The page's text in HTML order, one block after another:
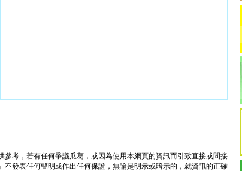
參考，若有任何爭議瓜葛，或因為使用本網頁的資訊而引致直接或間接
發表任何聲明或作出任何保證，無論是明示或暗示的，就資訊的正確